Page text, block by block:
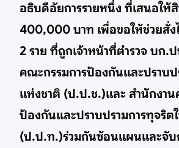
อธิบดีอัยการรายหนึ่ง ที่เสนอให้
400,000 บาท เพื่อขอให้ช่วยสั่
2 ราย ที่ถูกเจ้าหน้าที่ตำรวจ บก.
คณะกรรมการป้องกันและปราบป
แห่งชาติ (ป.ป.ช.)และ สำนักงาน
ป้องกันและปราบปรามการทุจริต
(ป.ป.ท.)ร่วมกันซ้อนแผนและจับ